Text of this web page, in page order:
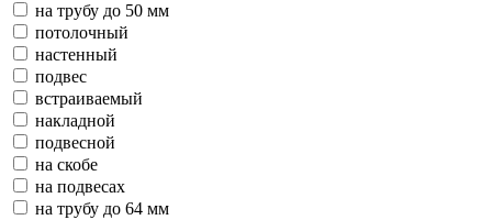
на трубу до 50 мм
потолочный
настенный
подвес
встраиваемый
накладной
подвесной
на скобе
на подвесах
на трубу до 64 мм